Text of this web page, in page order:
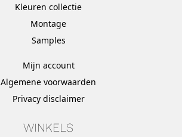
Kleuren collectie
Montage
Samples
Mijn account
Algemene voorwaarden
Privacy disclaimer
WINKELS